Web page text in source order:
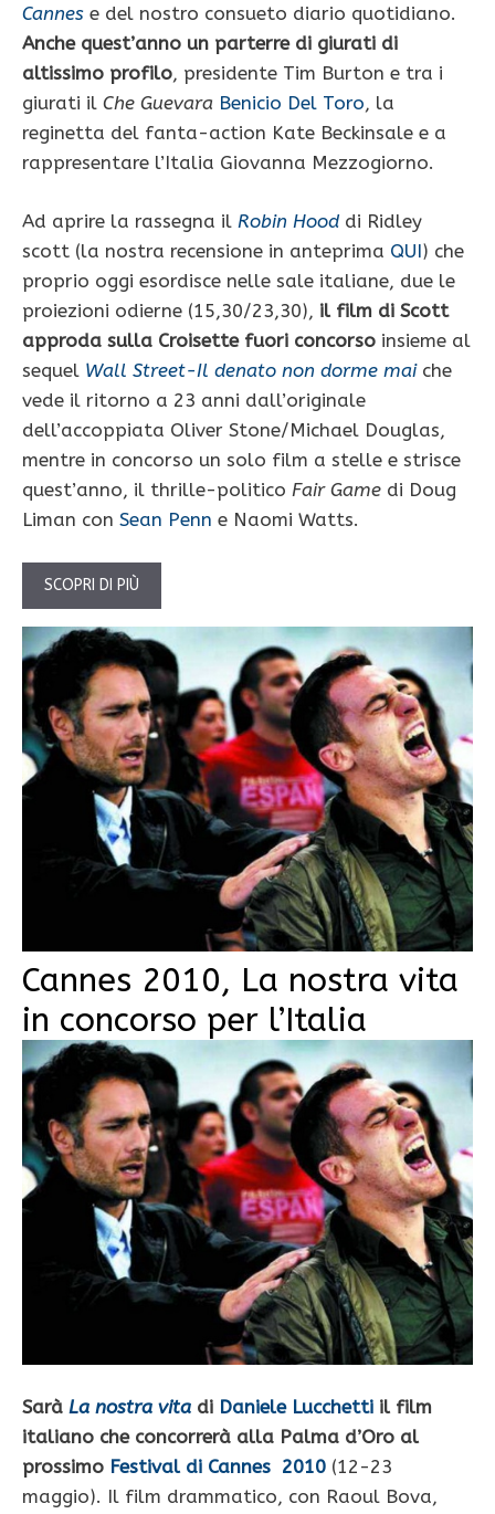
Cannes e del nostro consueto diario quotidiano.
Anche quest’anno un parterre di giurati di
altissimo profilo, presidente Tim Burton e tra i
giurati il Che Guevara Benicio Del Toro, la
reginetta del fanta-action Kate Beckinsale e a
rappresentare l’Italia Giovanna Mezzogiorno.
Ad aprire la rassegna il Robin Hood di Ridley
scott (la nostra recensione in anteprima QUI) che
proprio oggi esordisce nelle sale italiane, due le
proiezioni odierne (15,30/23,30), il film di Scott
approda sulla Croisette fuori concorso insieme al
sequel Wall Street-Il denato non dorme maiche
vede il ritorno a 23 anni dall’originale
dell’accoppiata Oliver Stone/Michael Douglas,
mentre in concorso un solo film a stelle e strisce
quest’anno, il thrille-politico Fair Game di Doug
Liman con Sean Penn e Naomi Watts.
SCOPRI DI PIÙ
Cannes 2010, La nostra vita
in concorso per l’Italia
Sarà La nostra vita di Daniele Lucchetti il film
italiano che concorrerà alla Palma d’Oro al
prossimo Festival di Cannes 2010 (12-23
maggio). Il film drammatico, con Raoul Bova,